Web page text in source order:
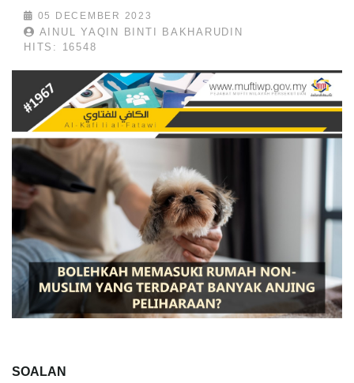
05 DECEMBER 2023
AINUL YAQIN BINTI BAKHARUDIN
HITS: 16548
SOALAN